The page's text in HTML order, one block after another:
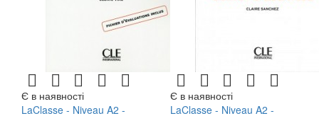
Є в наявності
LaClasse - Niveau A2 -
Є в наявності
LaClasse - Niveau A2 -